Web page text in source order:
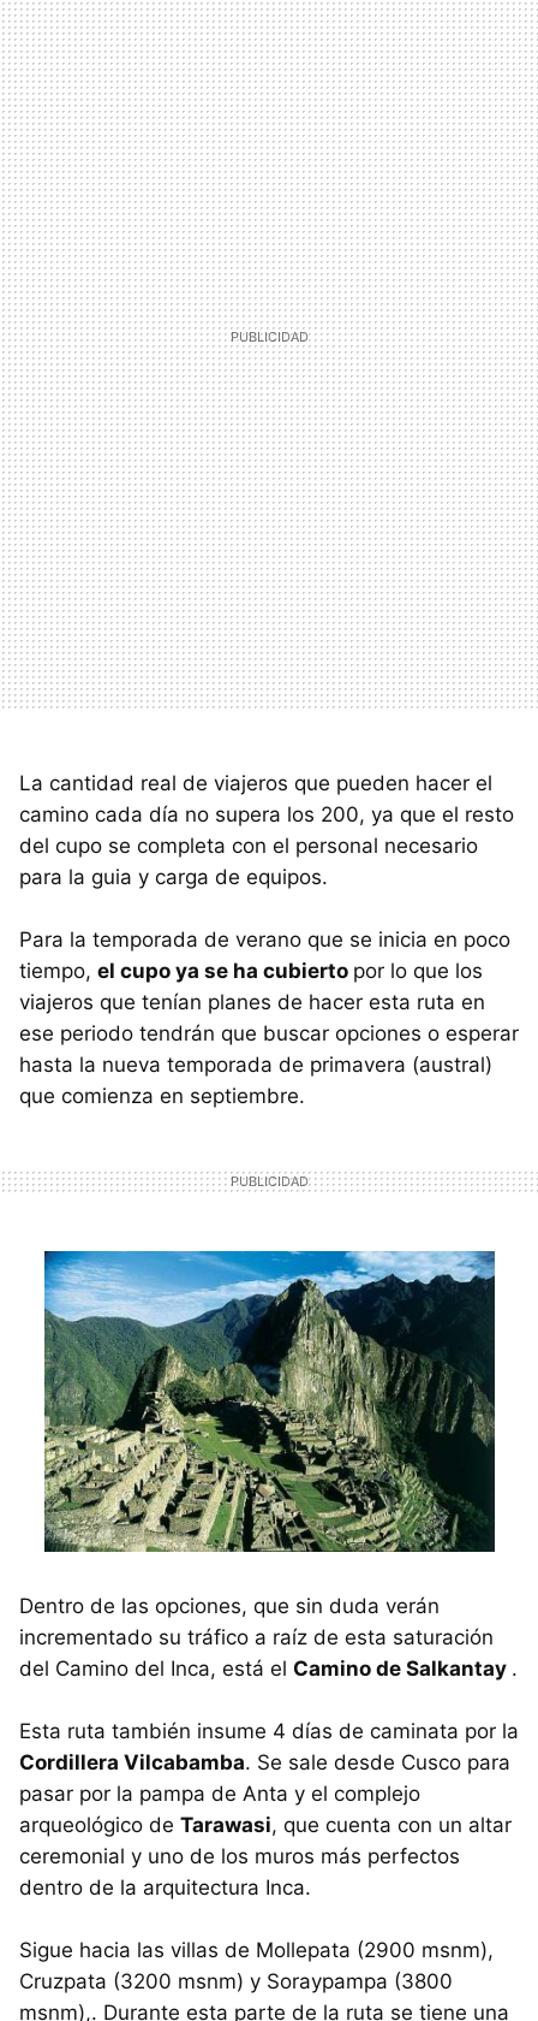
La cantidad real de viajeros que pueden hacer el
camino cada día no supera los 200, ya que el resto
del cupo se completa con el personal necesario
para la guia y carga de equipos.
Para la temporada de verano que se inicia en poco
tiempo, el cupo ya se ha cubierto por lo que los
viajeros que tenían planes de hacer esta ruta en
ese periodo tendrán que buscar opciones o esperar
hasta la nueva temporada de primavera (austral)
que comienza en septiembre.
Dentro de las opciones, que sin duda verán
incrementado su tráfico a raíz de esta saturación
del Camino del Inca, está el Camino de Salkantay .
Esta ruta también insume 4 días de caminata por la
Cordillera Vilcabamba. Se sale desde Cusco para
pasar por la pampa de Anta y el complejo
arqueológico de Tarawasi, que cuenta con un altar
ceremonial y uno de los muros más perfectos
dentro de la arquitectura Inca.
Sigue hacia las villas de Mollepata (2900 msnm),
Cruzpata (3200 msnm) y Soraypampa (3800
msnm),. Durante esta parte de la ruta se tiene una